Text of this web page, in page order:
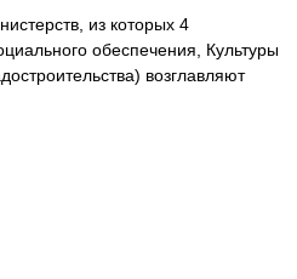
из которых 4
обеспечения, Культуры
возглавляют